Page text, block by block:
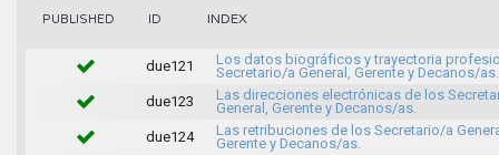
PUBLISHED ID INDEX
due121
Los datos biográficos y trayectoria
Secretario/a General, Gerente y Decanos/as.
due123
Las direcciones electrónicas de los
General, Gerente y Decanos/as.
due124
Las retribuciones de los Secretario/a
Gerente y Decanos/as.